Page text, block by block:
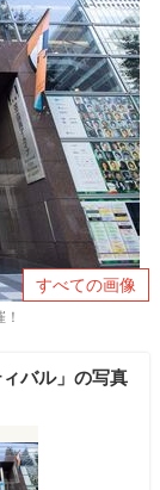
すべての画像
バル」の写真